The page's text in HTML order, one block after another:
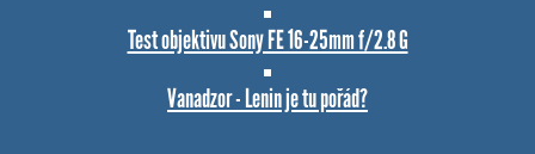
Test objektivu Sony FE 16-25mm f/2.8 G
Vanadzor - Lenin je tu pořád?